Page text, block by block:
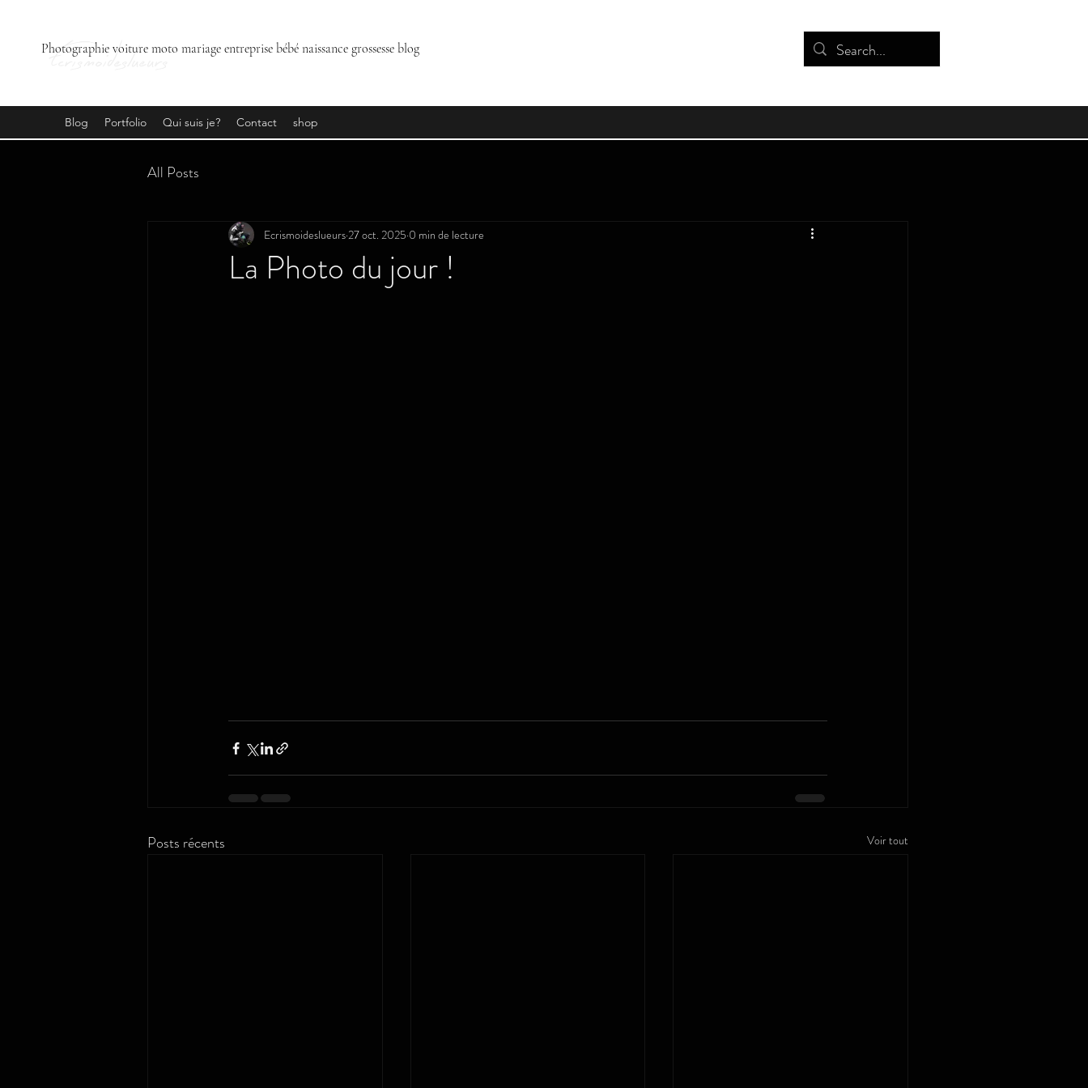
Ecrismoideslueurs
Photographie voiture moto mariage entreprise bébé naissance grossesse blog
Blog Portfolio Qui suis je? Contact shop
All Posts
La Photo du jour !
Ecrismoideslueurs27 oct. 2025 0 min de lecture
Posts récents Voir tout